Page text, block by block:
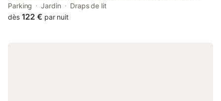
Audemer, 25 km from La Forge Museum and 29 km from Cerza
Safari Park.
Parking Jardin
Draps de lit
dès 122 € par nuit